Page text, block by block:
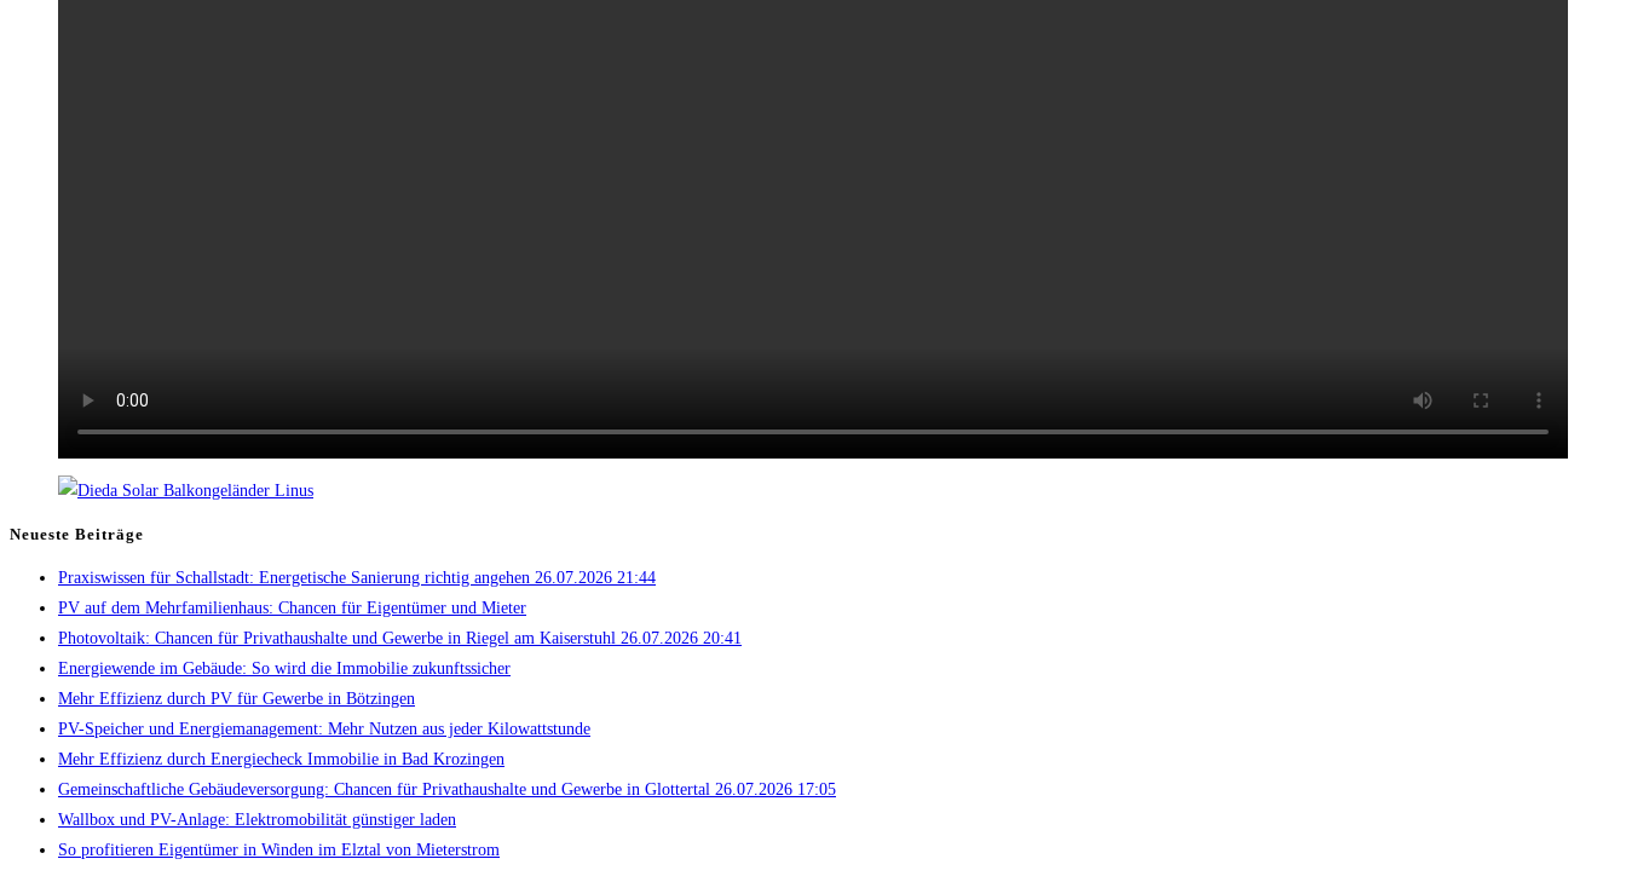
Neueste Beiträge
Praxiswissen für Schallstadt: Energetische Sanierung richtig angehen 26.07.2026 21:44
PV auf dem Mehrfamilienhaus: Chancen für Eigentümer und Mieter
Photovoltaik: Chancen für Privathaushalte und Gewerbe in Riegel am Kaiserstuhl 26.07.2026 20:41
Energiewende im Gebäude: So wird die Immobilie zukunftssicher
Mehr Effizienz durch PV für Gewerbe in Bötzingen
PV-Speicher und Energiemanagement: Mehr Nutzen aus jeder Kilowattstunde
Mehr Effizienz durch Energiecheck Immobilie in Bad Krozingen
Gemeinschaftliche Gebäudeversorgung: Chancen für Privathaushalte und Gewerbe in Glottertal 26.07.2026 17:05
Wallbox und PV-Anlage: Elektromobilität günstiger laden
So profitieren Eigentümer in Winden im Elztal von Mieterstrom